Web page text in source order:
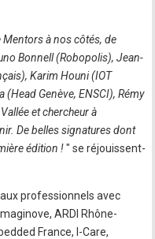
à nos côtés, de
Bonnell (Robopolis), Jean-
Karim Houni (IOT
Genève, ENSCI), Rémy
et chercheur à
De belles signatures dont
édition !" se réjouissent-
professionnels avec
ARDI Rhône-
France, I-Care,